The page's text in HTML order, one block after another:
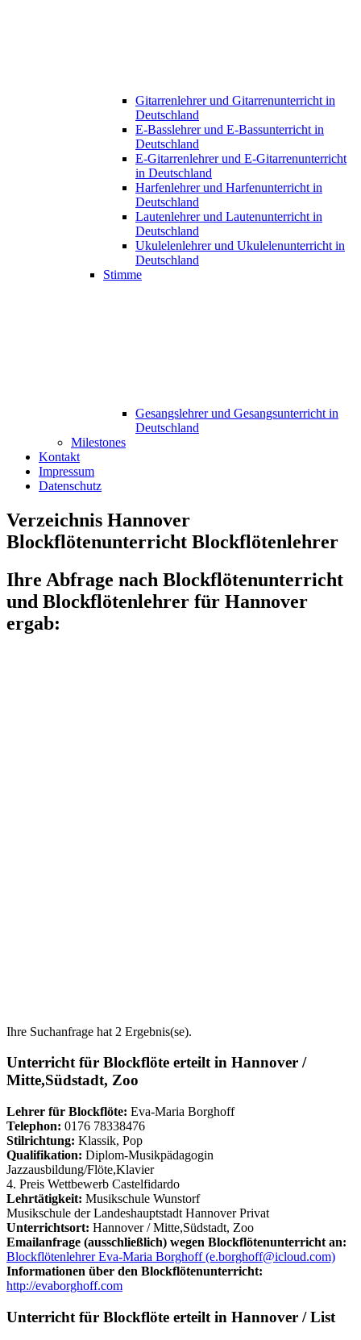
Gitarrenlehrer und Gitarrenunterricht in
Deutschland
E-Basslehrer und E-Bassunterricht in
Deutschland
E-Gitarrenlehrer und E-Gitarrenunterricht
in Deutschland
Harfenlehrer und Harfenunterricht in
Deutschland
Lautenlehrer und Lautenunterricht in
Deutschland
Ukulelenlehrer und Ukulelenunterricht in
Deutschland
Stimme
Gesangslehrer und Gesangsunterricht in
Deutschland
Milestones
Kontakt
Impressum
Datenschutz
Verzeichnis Hannover
Blockflötenunterricht Blockflötenlehrer
Ihre Abfrage nach Blockflötenunterricht
und Blockflötenlehrer für Hannover
ergab:
Ihre Suchanfrage hat 2 Ergebnis(se).
Unterricht für Blockflöte erteilt in Hannover /
Mitte,Südstadt, Zoo
Lehrer für Blockflöte: Eva-Maria Borghoff
Telephon: 0176 78338476
Stilrichtung: Klassik, Pop
Qualifikation: Diplom-Musikpädagogin
Jazzausbildung/Flöte,Klavier
4. Preis Wettbewerb Castelfidardo
Lehrtätigkeit: Musikschule Wunstorf
Musikschule der Landeshauptstadt Hannover Privat
Unterrichtsort: Hannover / Mitte,Südstadt, Zoo
Emailanfrage (ausschließlich) wegen Blockflötenunterricht an:
Blockflötenlehrer Eva-Maria Borghoff (e.borghoff@icloud.com)
Informationen über den Blockflötenunterricht:
http://evaborghoff.com
Unterricht für Blockflöte erteilt in Hannover / List